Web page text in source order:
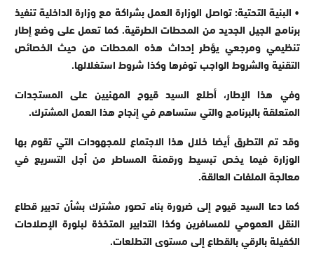
• البنية التحتية: تواصل الوزارة العمل بشراكة مع وزارة الداخلية تنفيذ
برنامج الجيل الجديد من المحطات الطرقية. كما تعمل على وضع إطار
تنظيمي ومرجعي يؤطر إحداث هذه المحطات من حيث الخصائص
التقنية والشروط الواجب توفرها وكذا شروط استغلالها.
وفي هذا الإطار، أطلع السيد قيوح المهنيين على المستجدات
المتعلقة بالبرنامج والتي ستساهم في إنجاح هذا العمل المشترك.
وقد تم التطرق أيضا خلال هذا الاجتماع للمجهودات التي تقوم بها
الوزارة فيما يخص تبسيط ورقمنة المساطر من أجل التسريع في
معالجة الملفات العالقة.
كما دعا السيد قيوح إلى ضرورة بناء تصور مشترك بشأن تدبير قطاع
النقل العمومي للمسافرين وكذا التدابير المتخذة لبلورة الإصلاحات
الكفيلة بالرقي بالقطاع إلى مستوى التطلعات.